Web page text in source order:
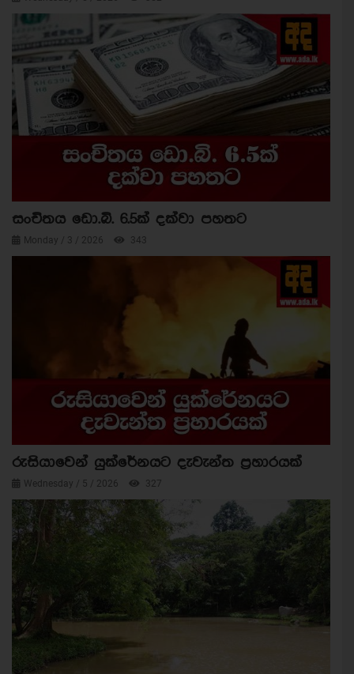
සංචිතය ඩො.බි. 6.5ක් දක්වා පහතට
Monday / 3 / 2026 343
රුසියාවෙන් යුක්රේනයට දැවැන්ත ප්‍රහාරයක්
Wednesday / 5 / 2026 327